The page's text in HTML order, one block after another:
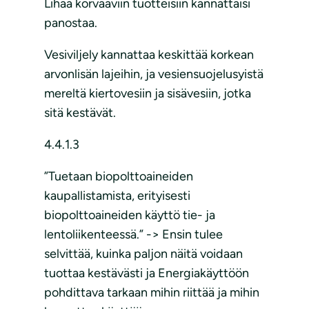
Lihaa korvaaviin tuotteisiin kannattaisi
panostaa.
Vesiviljely kannattaa keskittää korkean
arvonlisän lajeihin, ja vesiensuojelusyistä
mereltä kiertovesiin ja sisävesiin, jotka
sitä kestävät.
4.4.1.3
”Tuetaan biopolttoaineiden
kaupallistamista, erityisesti
biopolttoaineiden käyttö tie- ja
lentoliikenteessä.” -> Ensin tulee
selvittää, kuinka paljon näitä voidaan
tuottaa kestävästi ja Energiakäyttöön
pohdittava tarkaan mihin riittää ja mihin